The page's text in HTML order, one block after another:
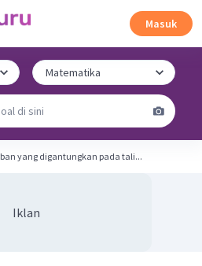
Masuk
yang digantungkan pada tali...
Iklan